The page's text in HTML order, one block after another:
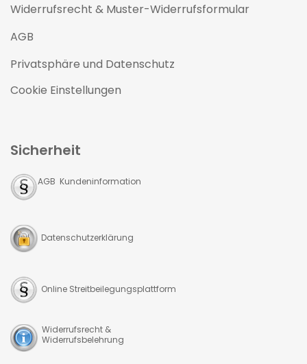
Widerrufsrecht & Muster-Widerrufsformular
AGB
Privatsphäre und Datenschutz
Cookie Einstellungen
Sicherheit
AGB Kundeninformation
Datenschutzerklärung
Online Streitbeilegungsplattform
Widerrufsrecht &
Widerrufsbelehrung